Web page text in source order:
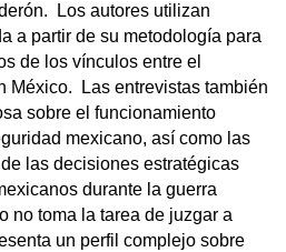
Los autores utilizan
a partir de su metodología para
de los vínculos entre el
México. Las entrevistas también
sobre el funcionamiento
mexicano, así como las
las decisiones estratégicas
durante la guerra
no toma la tarea de juzgar a
un perfil complejo sobre